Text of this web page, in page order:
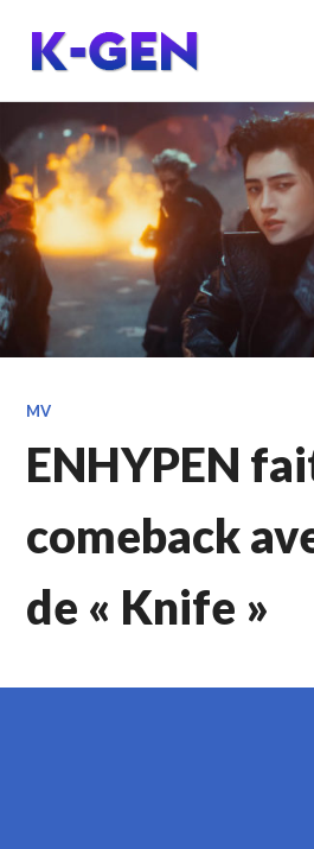
contenu
principal
K-GEN
MV
ENHYPEN
comeback
de « Knife »